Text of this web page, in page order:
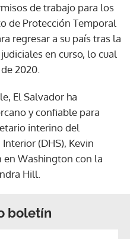
de trabajo para los
de Protección Temporal
regresar a su país tras la
en curso, lo cual
2020.
El Salvador ha
y confiable para
interino del
(DHS), Kevin
en Washington con la
Hill.
boletín